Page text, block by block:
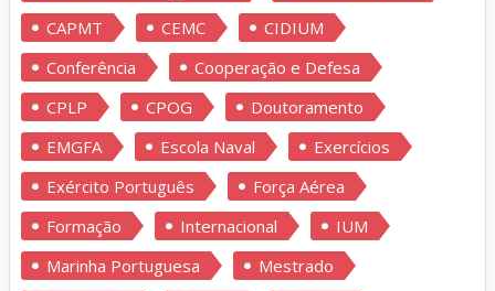
CAPMT
CEMC
CIDIUM
Conferência
Cooperação e Defesa
CPLP
CPOG
Doutoramento
EMGFA
Escola Naval
Exercícios
Exército Português
Força Aérea
Formação
Internacional
IUM
Marinha Portuguesa
Mestrado